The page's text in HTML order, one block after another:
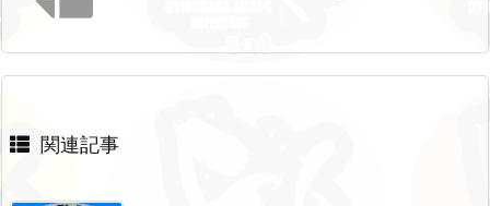
関連記事